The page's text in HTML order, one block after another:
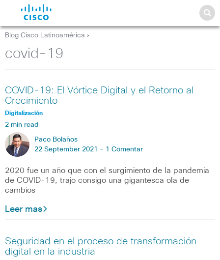
Blog Cisco Latinoamérica >
covid-19
COVID-19: El Vórtice Digital y el Retorno al
Crecimiento
Digitalización
2 min read
Paco Bolaños
22 September 2021 - 1 Comentar
2020 fue un año que con el surgimiento de la pandemia
de COVID-19, trajo consigo una gigantesca ola de
cambios
Leer mas
Seguridad en el proceso de transformación
digital en la industria